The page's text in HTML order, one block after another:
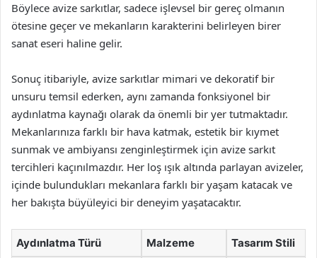
Böylece avize sarkıtlar, sadece işlevsel bir gereç olmanın
ötesine geçer ve mekanların karakterini belirleyen birer
sanat eseri haline gelir.
Sonuç itibariyle, avize sarkıtlar mimari ve dekoratif bir
unsuru temsil ederken, aynı zamanda fonksiyonel bir
aydınlatma kaynağı olarak da önemli bir yer tutmaktadır.
Mekanlarınıza farklı bir hava katmak, estetik bir kıymet
sunmak ve ambiyansı zenginleştirmek için avize sarkıt
tercihleri kaçınılmazdır. Her loş ışık altında parlayan avizeler,
içinde bulundukları mekanlara farklı bir yaşam katacak ve
her bakışta büyüleyici bir deneyim yaşatacaktır.
Aydınlatma Türü Malzeme Tasarım Stili